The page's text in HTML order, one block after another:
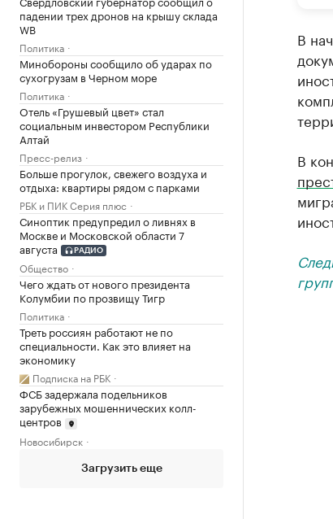
падении трех дронов на крышу склада
WB
Политика
Минобороны сообщило об ударах по
сухогрузам в Черном море
Политика
Отель «Грушевый цвет» стал
социальным инвестором Республики
Алтай
Пресс-релиз
Больше прогулок, свежего воздуха и
отдыха: квартиры рядом с парками
РБК и ПИК Серия плюс
Синоптик предупредил о ливнях в
Москве и Московской области 7
августа
РАДИО
Общество
Чего ждать от нового президента
Колумбии по прозвищу Тигр
Политика
Треть россиян работают не по
специальности. Как это влияет на
экономику
Подписка на РБК
ФСБ задержала подельников
зарубежных мошеннических колл-
центров
Новосибирск
Загрузить еще
В
В